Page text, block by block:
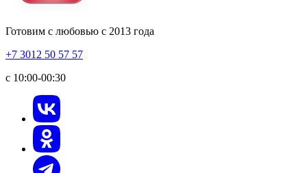
Готовим с любовью с 2013 года
+7 3012 50 57 57
с 10:00-00:30